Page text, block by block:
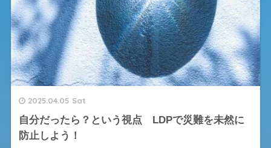
2025.04.05 Sat
自分だったら？という視点 LDPで災難を未然に
防止しよう！